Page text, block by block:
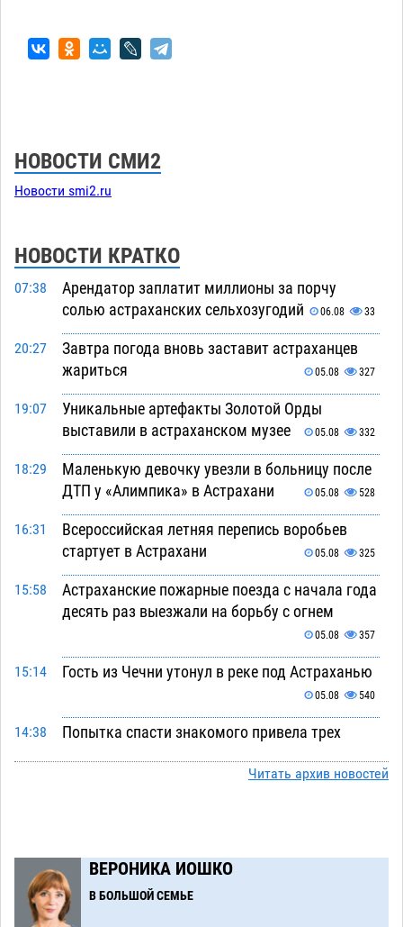
НОВОСТИ СМИ2
Новости smi2.ru
НОВОСТИ КРАТКО
07:38
Арендатор заплатит миллионы за порчу
солью астраханских сельхозугодий
06.08 33
20:27
Завтра погода вновь заставит астраханцев
жариться
05.08 327
19:07
Уникальные артефакты Золотой Орды
выставили в астраханском музее
05.08 332
18:29
Маленькую девочку увезли в больницу после
ДТП у «Алимпика» в Астрахани
05.08 528
16:31
Всероссийская летняя перепись воробьев
стартует в Астрахани
05.08 325
15:58
Астраханские пожарные поезда с начала года
десять раз выезжали на борьбу с огнем
05.08 357
15:14 Гость из Чечни утонул в реке под Астраханью
05.08 540
14:38
Попытка спасти знакомого привела трех
поставил жителей перед непростым выбором
Читать архив новостей
ВЕРОНИКА ИОШКО
В БОЛЬШОЙ СЕМЬЕ